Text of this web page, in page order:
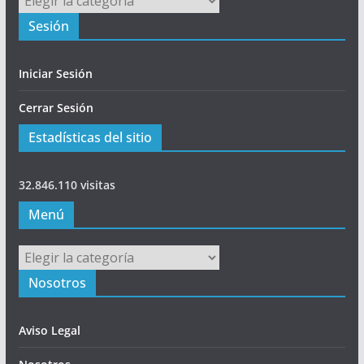
Sesión
Iniciar Sesión
Cerrar Sesión
Estadísticas del sitio
32.846.110 visitas
Menú
Menú
Nosotros
Aviso Legal